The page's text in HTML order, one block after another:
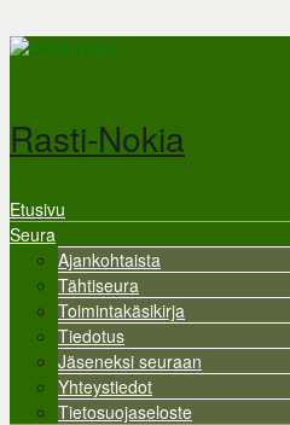
Hyppää pääsisältöön
Rasti-Nokia
Valikko
Etusivu
Seura
Ajankohtaista
Tähtiseura
Toimintakäsikirja
Tiedotus
Jäseneksi seuraan
Yhteystiedot
Tietosuojaseloste